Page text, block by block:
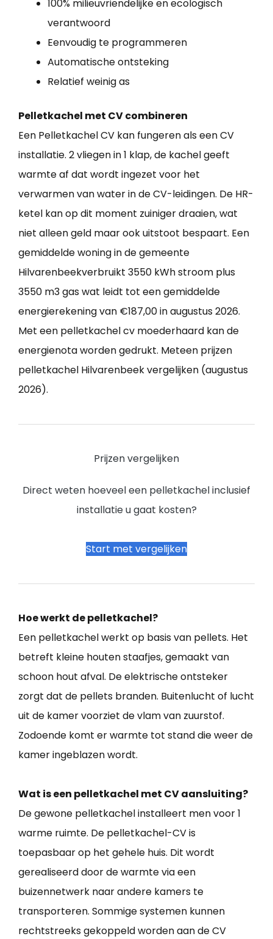
100% milieuvriendelijke en ecologisch
verantwoord
Eenvoudig te programmeren
Automatische ontsteking
Relatief weinig as
Pelletkachel met CV combineren
Een Pelletkachel CV kan fungeren als een CV
installatie. 2 vliegen in 1 klap, de kachel geeft
warmte af dat wordt ingezet voor het
verwarmen van water in de CV-leidingen. De HR-
ketel kan op dit moment zuiniger draaien, wat
niet alleen geld maar ook uitstoot bespaart. Een
gemiddelde woning in de gemeente
Hilvarenbeekverbruikt 3550 kWh stroom plus
3550 m3 gas wat leidt tot een gemiddelde
energierekening van €187,00 in augustus 2026.
Met een pelletkachel cv moederhaard kan de
energienota worden gedrukt. Meteen prijzen
pelletkachel Hilvarenbeek vergelijken (augustus
2026).
Prijzen vergelijken
Direct weten hoeveel een pelletkachel inclusief
installatie u gaat kosten?
Start met vergelijken
Hoe werkt de pelletkachel?
Een pelletkachel werkt op basis van pellets. Het
betreft kleine houten staafjes, gemaakt van
schoon hout afval. De elektrische ontsteker
zorgt dat de pellets branden. Buitenlucht of lucht
uit de kamer voorziet de vlam van zuurstof.
Zodoende komt er warmte tot stand die weer de
kamer ingeblazen wordt.
Wat is een pelletkachel met CV aansluiting?
De gewone pelletkachel installeert men voor 1
warme ruimte. De pelletkachel-CV is
toepasbaar op het gehele huis. Dit wordt
gerealiseerd door de warmte via een
buizennetwerk naar andere kamers te
transporteren. Sommige systemen kunnen
rechtstreeks gekoppeld worden aan de CV